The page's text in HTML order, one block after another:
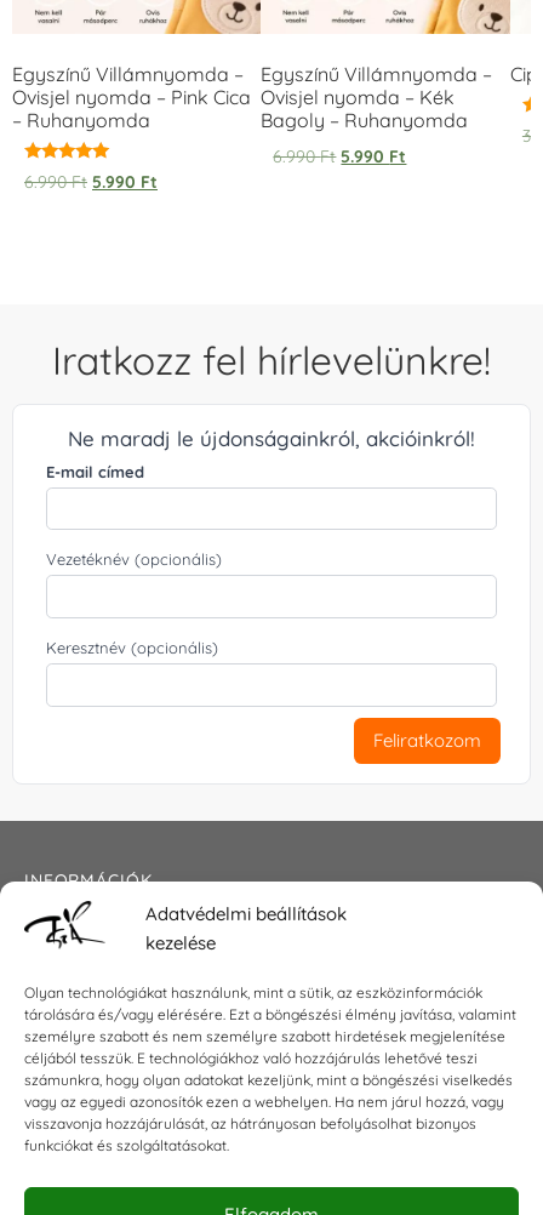
Adatvédelmi beállítások
kezelése
Olyan technológiákat használunk, mint a sütik, az eszközinformációk
tárolására és/vagy elérésére. Ezt a böngészési élmény javítása, valamint
személyre szabott és nem személyre szabott hirdetések megjelenítése
céljából tesszük. E technológiákhoz való hozzájárulás lehetővé teszi
számunkra, hogy olyan adatokat kezeljünk, mint a böngészési viselkedés
vagy az egyedi azonosítók ezen a webhelyen. Ha nem járul hozzá, vagy
visszavonja hozzájárulását, az hátrányosan befolyásolhat bizonyos
funkciókat és szolgáltatásokat.
Egyszínű Villámnyomda –
Ovisjel nyomda – Pink Cica
– Ruhanyomda
Értékelés:
5.00
6.990Ft 5.990 Ft
Egyszínű Villámnyomda –
Ovisjel nyomda – Kék
Bagoly – Ruhanyomda
6.990Ft 5.990 Ft
Iratkozz fel hírlevelünkre!
Ne maradj le újdonságainkról, akcióinkról!
E-mail címed
Vezetéknév (opcionális)
Keresztnév (opcionális)
Feliratkozom
INFORMÁCIÓK
Általános szerződési feltételek
Impresszum
KAPCSOLAT
E-mail:shop@torokszilvi.com
Telefon: +36 30 6767872